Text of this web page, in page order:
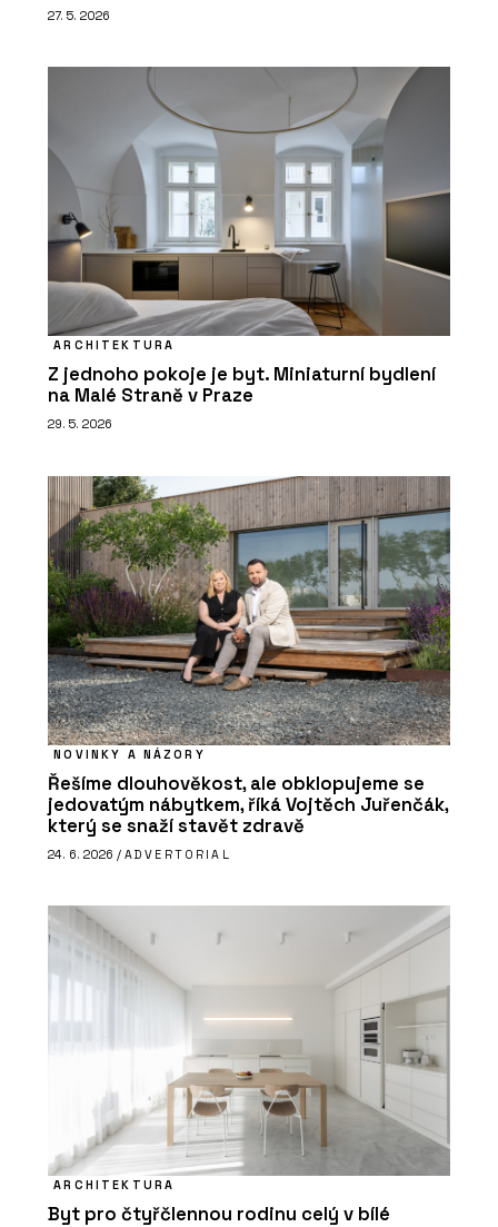
27. 5. 2026
ARCHITEKTURA
Z jednoho pokoje je byt. Miniaturní bydlení
na Malé Straně v Praze
29. 5. 2026
NOVINKY A NÁZORY
Řešíme dlouhověkost, ale obklopujeme se
jedovatým nábytkem, říká Vojtěch Juřenčák,
který se snaží stavět zdravě
24. 6. 2026 / ADVERTORIAL
ARCHITEKTURA
Byt pro čtyřčlennou rodinu celý v bílé